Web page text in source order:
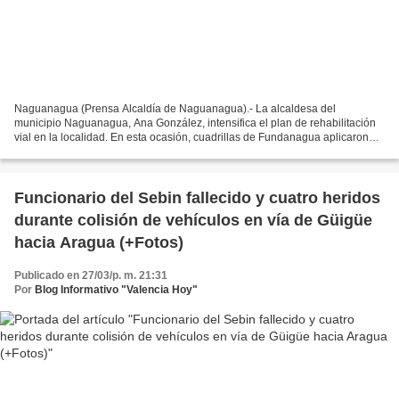
Naguanagua (Prensa Alcaldía de Naguanagua).- La alcaldesa del
municipio Naguanagua, Ana González, intensifica el plan de rehabilitación
vial en la localidad. En esta ocasión, cuadrillas de Fundanagua aplicaron
Funcionario del Sebin fallecido y cuatro heridos
durante colisión de vehículos en vía de Güigüe
hacia Aragua (+Fotos)
Publicado en 27/03/p. m. 21:31
Por Blog Informativo "Valencia Hoy"